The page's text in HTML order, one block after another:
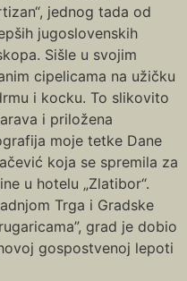
jednog tada od
jugoslovenskih
Sišle u svojim
cipelicama na užičku
i kocku. To slikovito
i priložena
moje tetke Dane
koja se spremila za
u hotelu „Zlatibor“.
Trga i Gradske
grad je dobio
gospostvenoj lepoti